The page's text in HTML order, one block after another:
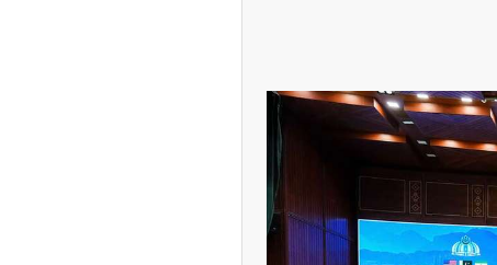
پیش‌بینی بورس امروز دوشنبه ۱۲ مرداد ماه